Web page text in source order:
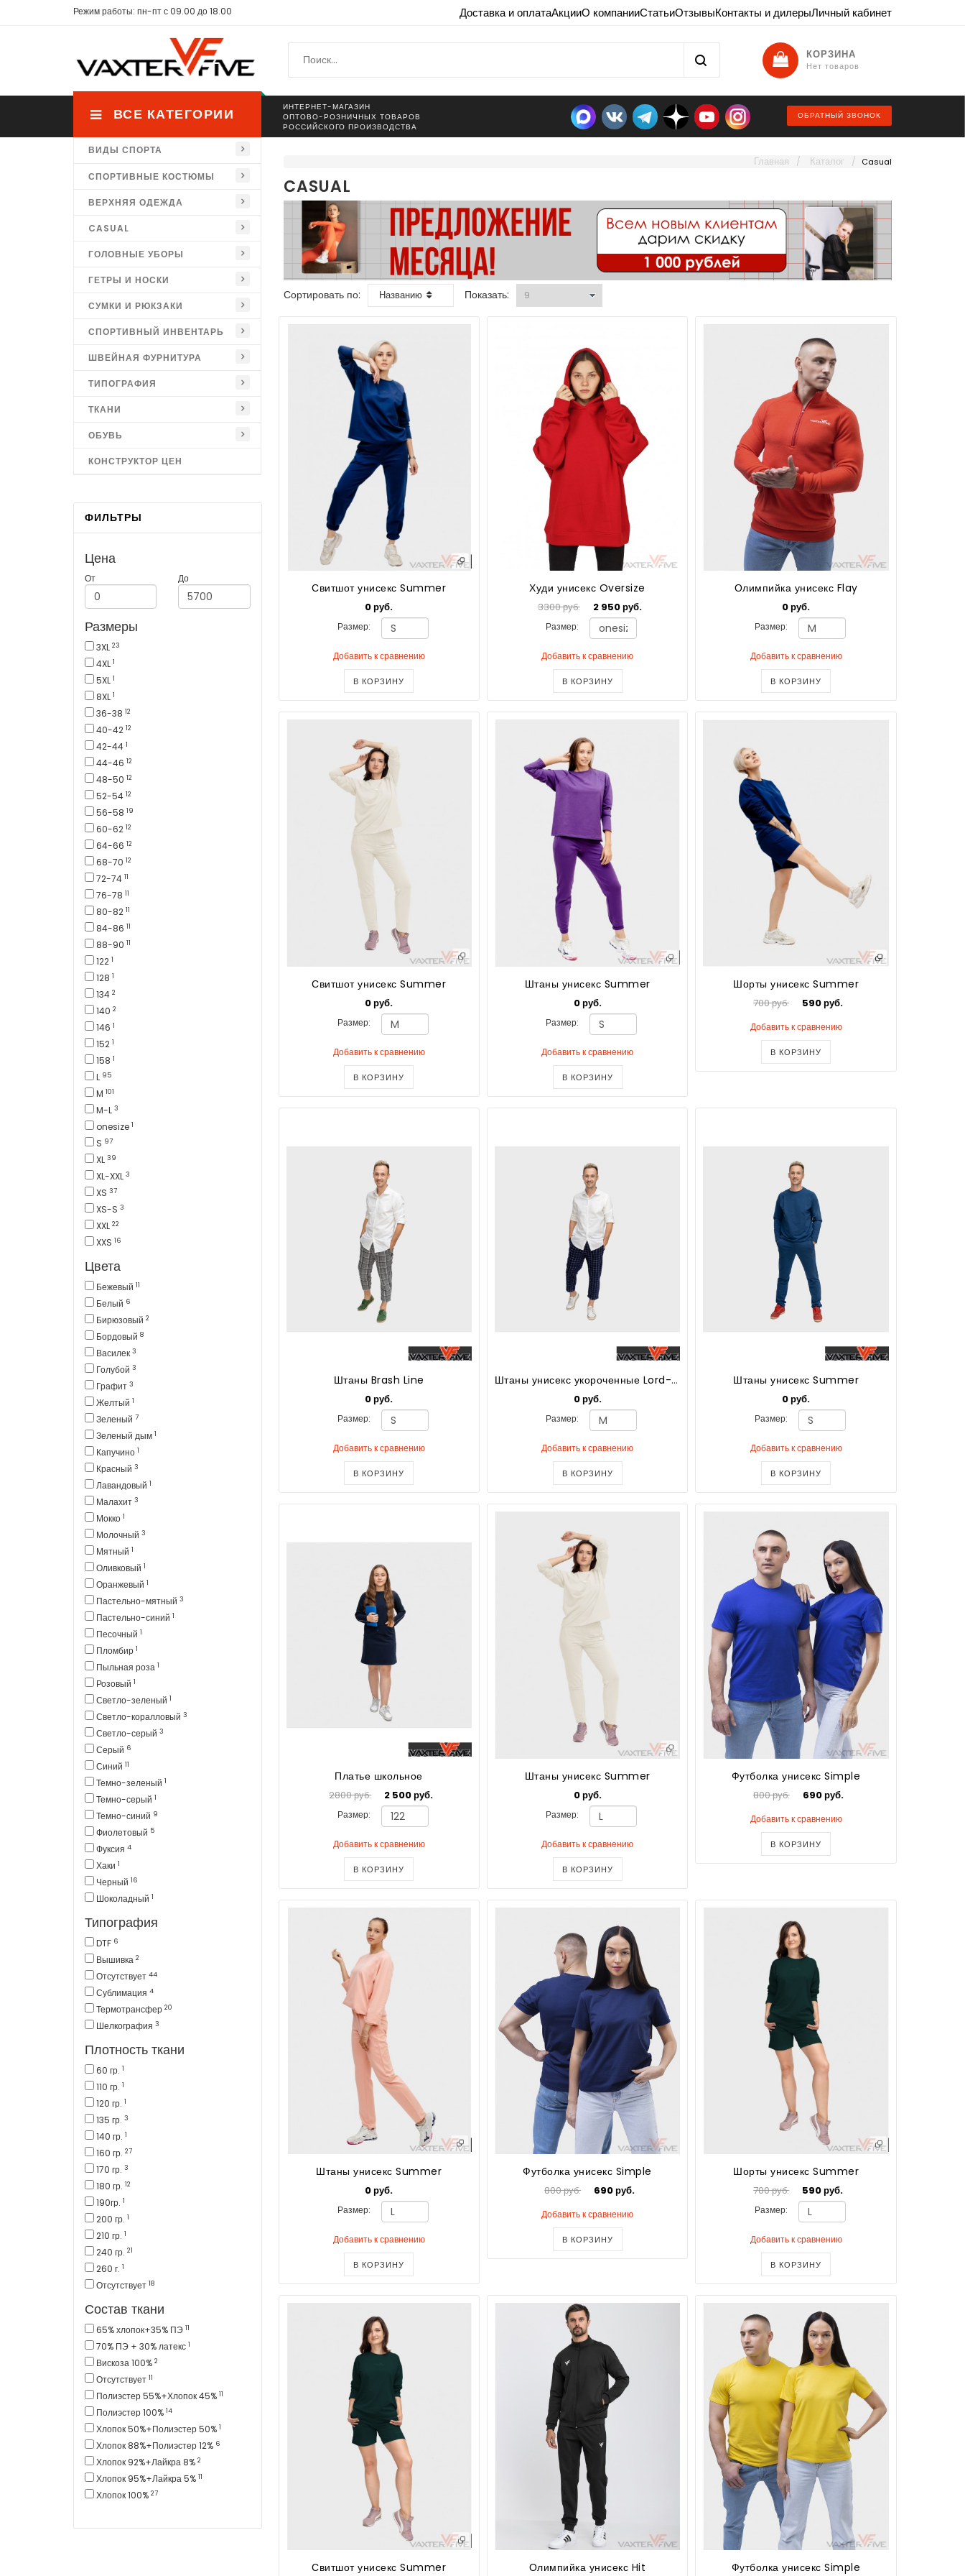
Режим работы: пн-пт с 09.00 до 18.00 Доставка и оплатаАкцииО компанииСтатьиОтзывыКонтакты и дилерыЛичный кабинет
КОРЗИНА
Нет товаров
ВСЕ КАТЕГОРИИ
ВИДЫ СПОРТА
СПОРТИВНЫЕ КОСТЮМЫ
ВЕРХНЯЯ ОДЕЖДА
CASUAL
ГОЛОВНЫЕ УБОРЫ
ГЕТРЫ И НОСКИ
СУМКИ И РЮКЗАКИ
СПОРТИВНЫЙ ИНВЕНТАРЬ
ШВЕЙНАЯ ФУРНИТУРА
ТИПОГРАФИЯ
ТКАНИ
ОБУВЬ
КОНСТРУКТОР ЦЕН
ИНТЕРНЕТ-МАГАЗИН
ОПТОВО-РОЗНИЧНЫХ ТОВАРОВ
РОССИЙСКОГО ПРОИЗВОДСТВА
ОБРАТНЫЙ ЗВОНОК
Главная Каталог Casual
CASUAL
Сортировать по: Названию Показать:
Свитшот унисекс Summer
0 руб.
Размер:
Добавить к сравнению
В КОРЗИНУ
Худи унисекс Oversize
3300 руб. 2 950 руб.
Размер:
Добавить к сравнению
В КОРЗИНУ
Олимпийка унисекс Flay
0 руб.
Размер:
Добавить к сравнению
В КОРЗИНУ
Свитшот унисекс Summer
0 руб.
Размер:
Добавить к сравнению
В КОРЗИНУ
Штаны унисекс Summer
0 руб.
Размер:
Добавить к сравнению
В КОРЗИНУ
Шорты унисекс Summer
700 руб. 590 руб.
Добавить к сравнению
В КОРЗИНУ
Штаны Brash Line
0 руб.
Размер:
Добавить к сравнению
В КОРЗИНУ
Штаны унисекс укороченные Lord-Джентльмен
0 руб.
Размер:
Добавить к сравнению
В КОРЗИНУ
Штаны унисекс Summer
0 руб.
Размер:
Добавить к сравнению
В КОРЗИНУ
Платье школьное
2800 руб. 2 500 руб.
Размер:
Добавить к сравнению
В КОРЗИНУ
Штаны унисекс Summer
0 руб.
Размер:
Добавить к сравнению
В КОРЗИНУ
Футболка унисекс Simple
800 руб. 690 руб.
Добавить к сравнению
В КОРЗИНУ
Штаны унисекс Summer
0 руб.
Размер:
Добавить к сравнению
В КОРЗИНУ
Футболка унисекс Simple
800 руб. 690 руб.
Добавить к сравнению
В КОРЗИНУ
Шорты унисекс Summer
700 руб. 590 руб.
Размер:
Добавить к сравнению
В КОРЗИНУ
Свитшот унисекс Summer Олимпийка унисекс Hit Футболка унисекс Simple
ФИЛЬТРЫ
Цена
От До
Размеры
3XL 23
4XL 1
5XL 1
8XL 1
36-38 12
40-42 12
42-44 1
44-46 12
48-50 12
52-54 12
56-58 19
60-62 12
64-66 12
68-70 12
72-74 11
76-78 11
80-82 11
84-86 11
88-90 11
122 1
128 1
134 2
140 2
146 1
152 1
158 1
L 95
M 101
M-L 3
onesize 1
S 97
XL 39
XL-XXL 3
XS 37
XS-S 3
XXL 22
XXS 16
Цвета
Бежевый 11
Белый 6
Бирюзовый 2
Бордовый 8
Василек 3
Голубой 3
Графит 3
Желтый 1
Зеленый 7
Зеленый дым 1
Капучино 1
Красный 3
Лавандовый 1
Малахит 3
Мокко 1
Молочный 3
Мятный 1
Оливковый 1
Оранжевый 1
Пастельно-мятный 3
Пастельно-синий 1
Песочный 1
Пломбир 1
Пыльная роза 1
Розовый 1
Светло-зеленый 1
Светло-коралловый 3
Светло-серый 3
Серый 6
Синий 11
Темно-зеленый 1
Темно-серый 1
Темно-синий 9
Фиолетовый 5
Фуксия 4
Хаки 1
Черный 16
Шоколадный 1
Типография
DTF 6
Вышивка 2
Отсутствует 44
Сублимация 4
Термотрансфер 20
Шелкография 3
Плотность ткани
60 гр. 1
110 гр. 1
120 гр. 1
135 гр. 3
140 гр. 1
160 гр. 27
170 гр. 3
180 гр. 12
190гр. 1
200 гр. 1
210 гр. 1
240 гр. 21
260 г. 1
Отсутствует 18
Состав ткани
65% хлопок+35% ПЭ 11
70% ПЭ + 30% латекс 1
Вискоза 100% 2
Отсутствует 11
Полиэстер 55%+Хлопок 45% 11
Полиэстер 100% 14
Хлопок 50%+Полиэстер 50% 1
Хлопок 88%+Полиэстер 12% 6
Хлопок 92%+Лайкра 8% 2
Хлопок 95%+Лайкра 5% 11
Хлопок 100% 27